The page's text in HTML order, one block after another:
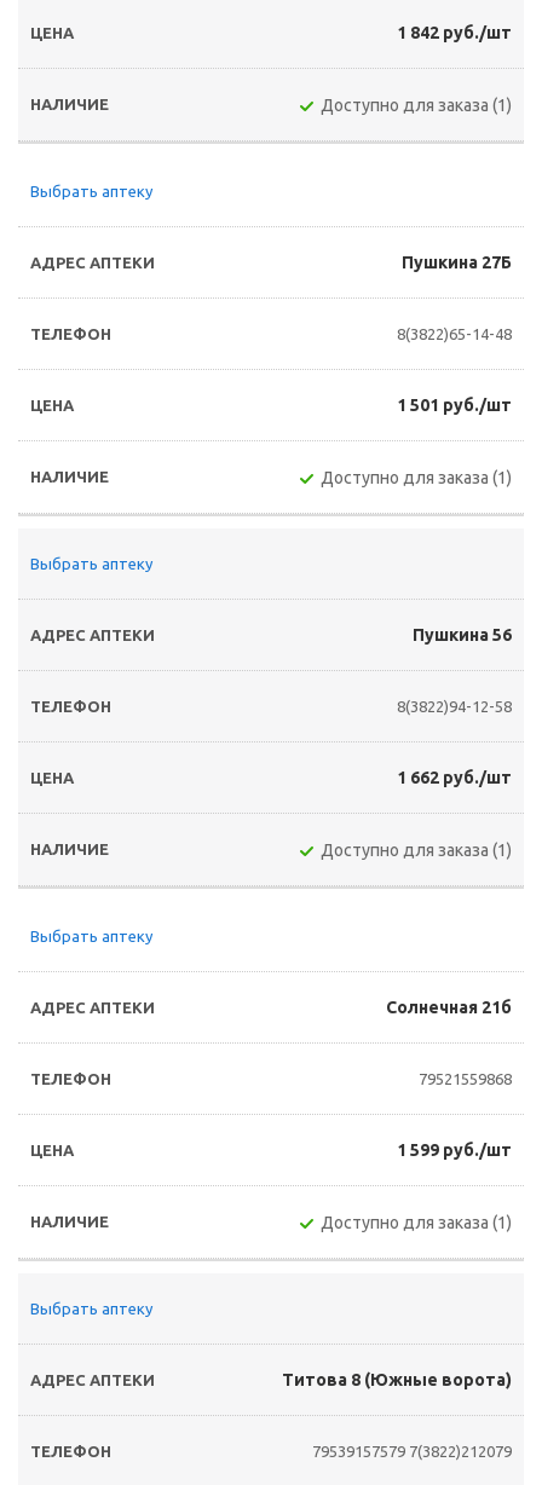
1 842 руб./шт
Доступно для заказа (1)
Выбрать аптеку
Пушкина 27Б
8(3822)65-14-48
1 501 руб./шт
Доступно для заказа (1)
Выбрать аптеку
Пушкина 56
8(3822)94-12-58
1 662 руб./шт
Доступно для заказа (1)
Выбрать аптеку
Солнечная 21б
79521559868
1 599 руб./шт
Доступно для заказа (1)
Выбрать аптеку
Титова 8 (Южные ворота)
79539157579 7(3822)212079